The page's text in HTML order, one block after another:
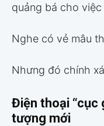
quảng bá cho
Nghe có vẻ mâu
Nhưng đó chính
Điện thoại “cục
tượng mới